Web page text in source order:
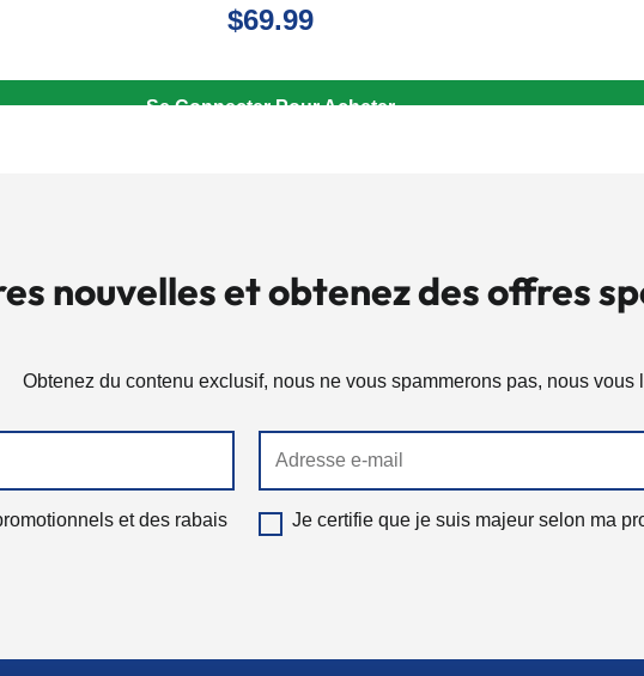
$69.99
Se Connecter Pour Acheter
nouvelles et obtenez des offres
Obtenez du contenu exclusif, nous ne vous spammerons pas, nous vous
et des rabais
légal
Je certifie que je suis majeur selon ma